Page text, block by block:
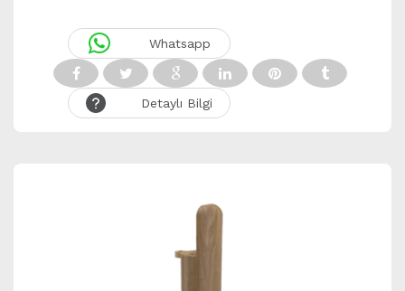
Whatsapp
Detaylı Bilgi